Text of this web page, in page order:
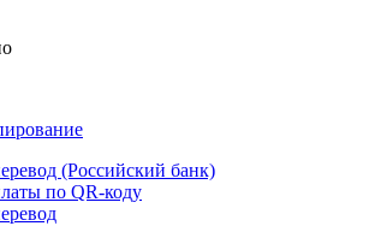
(Российский банк)
по QR-коду